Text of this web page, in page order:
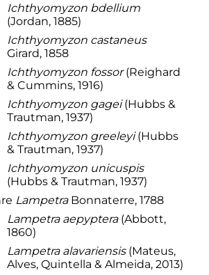
Ichthyomyzon bdellium
(Jordan, 1885)
Ichthyomyzon castaneus
Girard, 1858
Ichthyomyzon fossor(Reighard
& Cummins, 1916)
Ichthyomyzon gagei(Hubbs &
Trautman, 1937)
Ichthyomyzon greeleyi(Hubbs
& Trautman, 1937)
Ichthyomyzon unicuspis
(Hubbs & Trautman, 1937)
LampetraBonnaterre, 1788
Lampetra aepyptera(Abbott,
1860)
Lampetra alavariensis(Mateus,
Alves, Quintella & Almeida, 2013)